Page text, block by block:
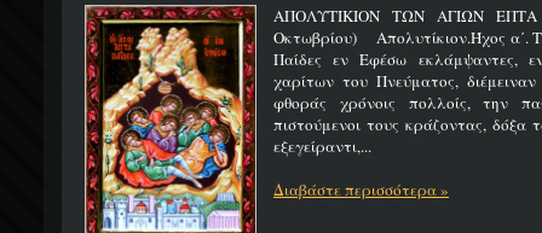
ΑΠΟΛΥΤΙΚΙΟΝ ΤΩΝ ΑΓΙΩΝ ΕΠΤΑ
Οκτωβρίου) Απολυτίκιον.Ήχος α΄.
Παίδες εν Εφέσω εκλάμψαντες,
χαρίτων του Πνεύματος,
φθοράς χρόνοις πολλοίς, την
πιστούμενοι τους κράζοντας,
εξεγείραντι,...
Διαβάστε περισσότερα »